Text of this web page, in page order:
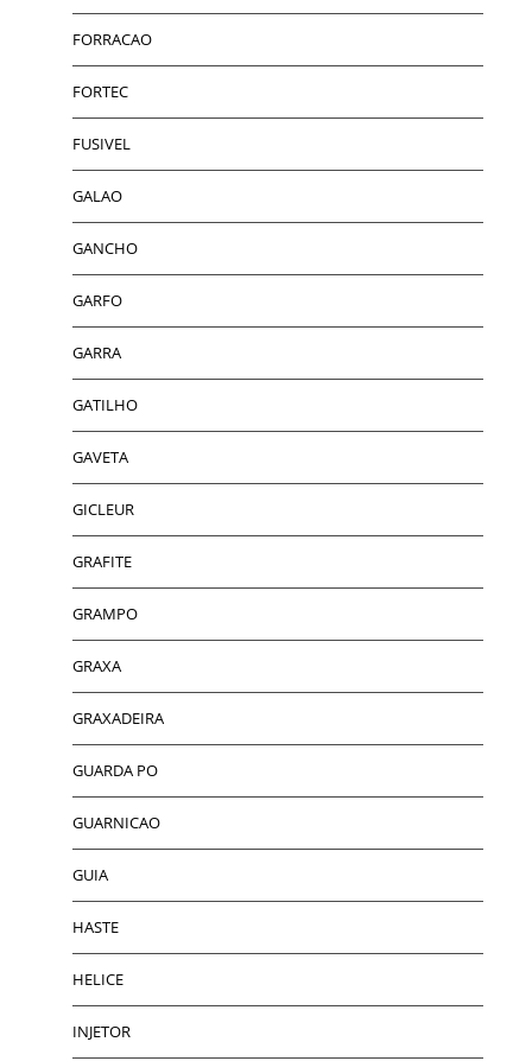
FORRACAO
FORTEC
FUSIVEL
GALAO
GANCHO
GARFO
GARRA
GATILHO
GAVETA
GICLEUR
GRAFITE
GRAMPO
GRAXA
GRAXADEIRA
GUARDA PO
GUARNICAO
GUIA
HASTE
HELICE
INJETOR